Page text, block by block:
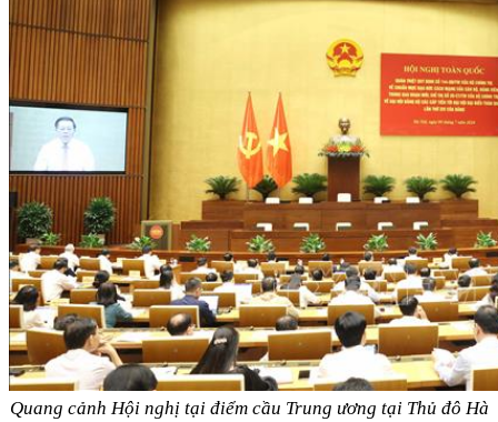
Quang cảnh Hội nghị tại điểm cầu Trung ương tại Thủ đô Hà